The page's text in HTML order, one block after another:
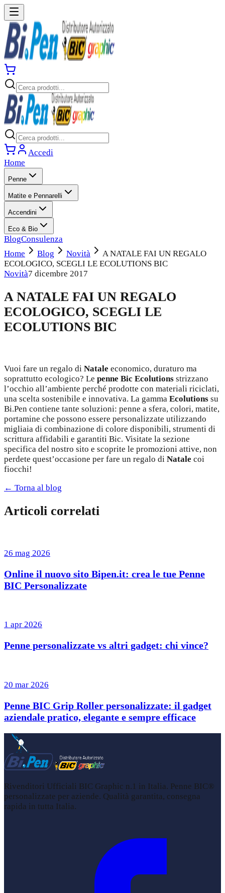
Accedi
Home
Penne
Matite e Pennarelli
Accendini
Eco & Bio
BlogConsulenza
Home
Blog Novità
A NATALE FAI UN REGALO
ECOLOGICO, SCEGLI LE ECOLUTIONS BIC
Novità7 dicembre 2017
A NATALE FAI UN REGALO
ECOLOGICO, SCEGLI LE
ECOLUTIONS BIC
Vuoi fare un regalo di Natale economico, duraturo ma
soprattutto ecologico? Le penne Bic Ecolutions strizzano
l’occhio all’ambiente perché prodotte con materiali riciclati,
una scelta sostenibile e innovativa. La gamma Ecolutions su
Bi.Pen contiene tante soluzioni: penne a sfera, colori, matite,
portamine che possono essere personalizzate utilizzando
migliaia di combinazione di colore disponibili, strumenti di
scrittura affidabili e garantiti Bic. Visitate la sezione
specifica del nostro sito e scoprite le promozioni attive, non
perdete quest’occasione per fare un regalo di Natale coi
fiocchi!
← Torna al blog
Articoli correlati
26 mag 2026
Online il nuovo sito Bipen.it: crea le tue Penne
BIC Personalizzate
1 apr 2026
Penne personalizzate vs altri gadget: chi vince?
20 mar 2026
Penne BIC Grip Roller personalizzate: il gadget
aziendale pratico, elegante e sempre efficace
Rivenditori Ufficiali BIC Graphic n.1 in Italia. Penne BIC®
personalizzate per aziende. Qualità garantita, consegna
rapida in tutta Italia.